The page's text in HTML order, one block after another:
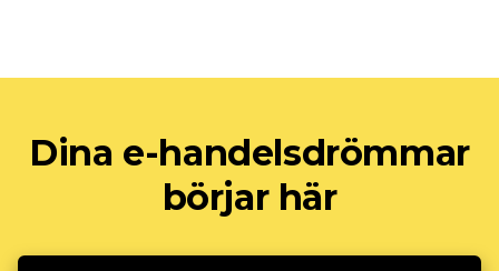
Dina e-handelsdrömmar
börjar här